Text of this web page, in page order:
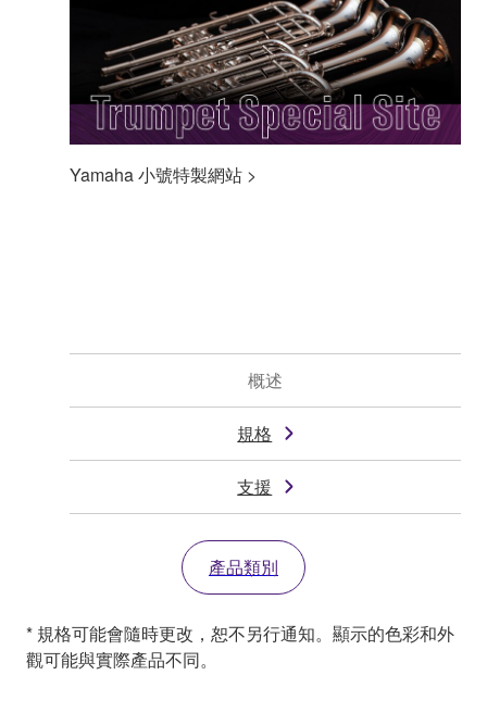
Yamaha 小號特製網站 >
概述
規格
支援
產品類別
* 規格可能會隨時更改，恕不另行通知。顯示的色彩和外
觀可能與實際產品不同。